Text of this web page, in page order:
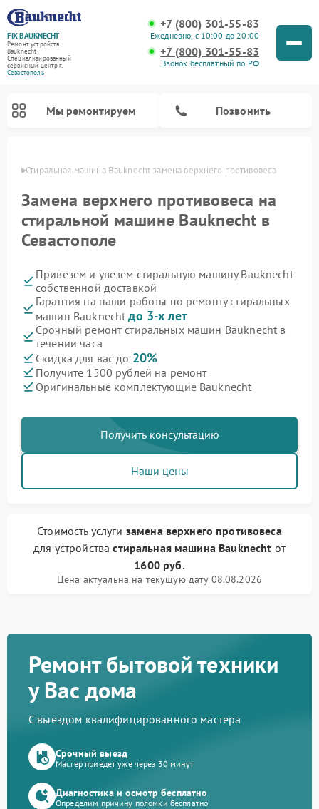
FIX-BAUKNECHT
Ремонт устройств
Bauknecht
Специализированный
cервисный центр г.
Севастополь
+7 (800) 301-55-83
Ежедневно, с 10:00 до 20:00
+7 (800) 301-55-83
Звонок бесплатный по РФ
Мы ремонтируем Позвонить
Стиральная машина Bauknecht замена верхнего противовеса
Замена верхнего противовеса на
стиральной машине Bauknecht в
Севастополе
Привезем и увезем стиральную машину Bauknecht
собственной доставкой
Гарантия на наши работы по ремонту стиральных
машин Bauknechtдо 3-х лет
Срочный ремонт стиральных машин Bauknecht в
течении часа
Скидка для вас до 20%
Получите 1500 рублей на ремонт
Оригинальные комплектующие Bauknecht
Получить консультацию
Наши цены
Стоимость услуги замена верхнего противовеса
для устройствастиральная машина Bauknecht от
1600 руб.
Цена актуальна на текущую дату 08.08.2026
Ремонт бытовой техники
у Вас дома
С выездом квалифицированного мастера
Срочный выезд
Мастер приедет уже через 30 минут
Диагностика и осмотр бесплатно
Определим причину поломки бесплатно